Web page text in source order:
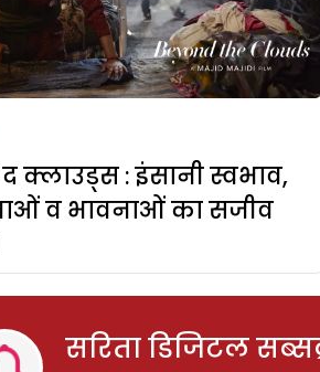
द क्लाउड्स : इंसानी स्वभाव,
व भावनाओं का सजीव
सरिता डिजिटल